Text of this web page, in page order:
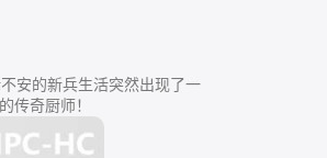
安的新兵生活突然出现了一
传奇厨师！